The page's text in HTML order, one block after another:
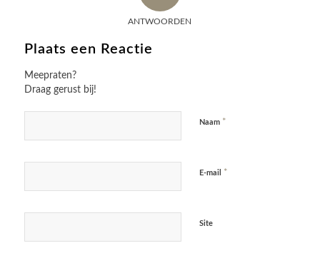
ANTWOORDEN
Plaats een Reactie
Meepraten?
Draag gerust bij!
Naam *
E-mail *
Site